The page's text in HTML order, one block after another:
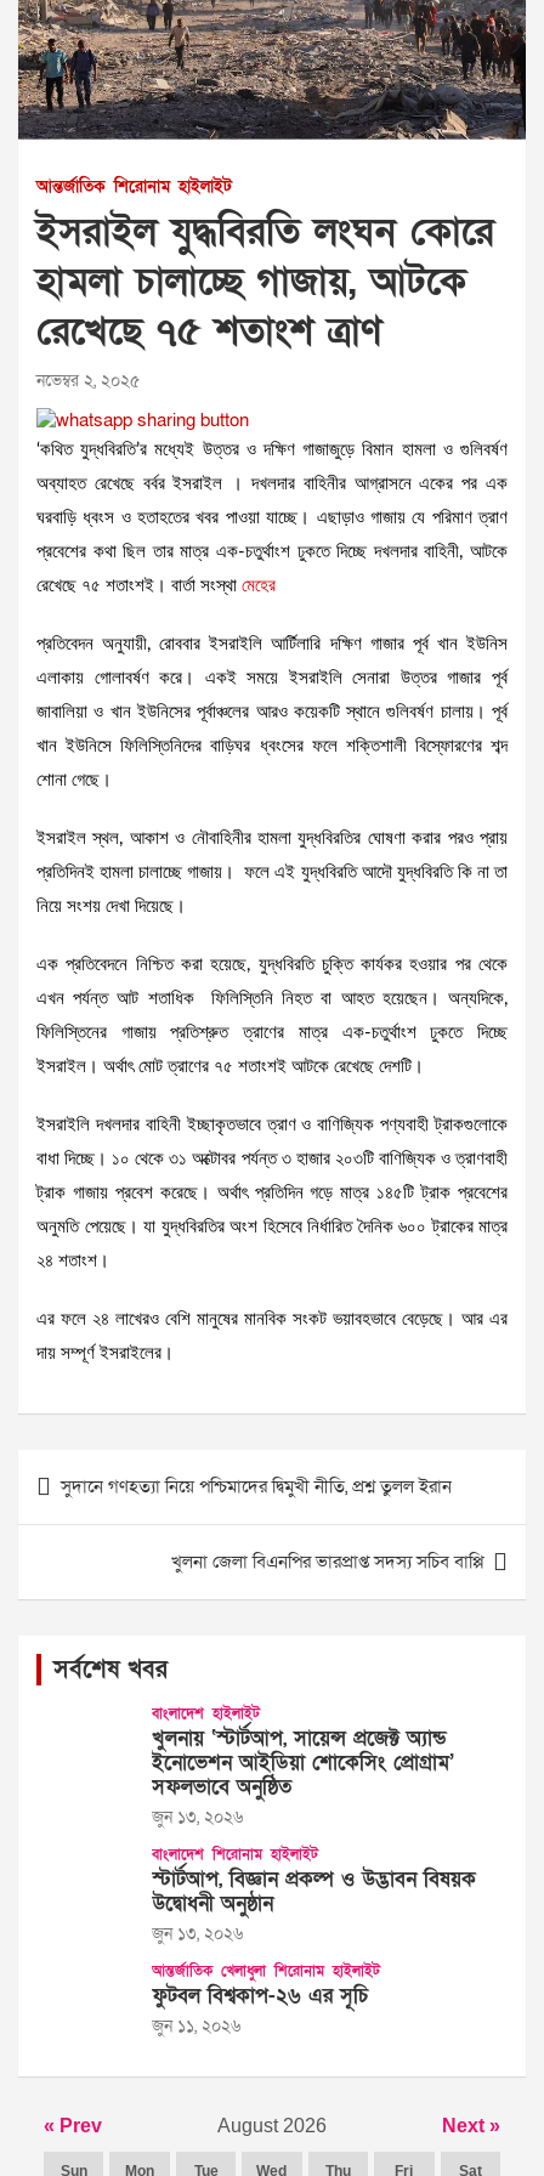
আন্তর্জাতিক শিরোনাম হাইলাইট
ইসরাইল যুদ্ধবিরতি লংঘন কোরে
হামলা চালাচ্ছে গাজায়, আটকে
রেখেছে ৭৫ শতাংশ ত্রাণ
নভেম্বর ২, ২০২৫
‘কথিত যুদ্ধবিরতি’র মধ্যেই উত্তর ও দক্ষিণ গাজাজুড়ে বিমান হামলা ও গুলিবর্ষণ
অব্যাহত রেখেছে বর্বর ইসরাইল । দখলদার বাহিনীর আগ্রাসনে একের পর এক
ঘরবাড়ি ধ্বংস ও হতাহতের খবর পাওয়া যাচ্ছে। এছাড়াও গাজায় যে পরিমাণ ত্রাণ
প্রবেশের কথা ছিল তার মাত্র এক-চতুর্থাংশ ঢুকতে দিচ্ছে দখলদার বাহিনী, আটকে
রেখেছে ৭৫ শতাংশই। বার্তা সংস্থা মেহের
প্রতিবেদন অনুযায়ী, রোববার ইসরাইলি আর্টিলারি দক্ষিণ গাজার পূর্ব খান ইউনিস
এলাকায় গোলাবর্ষণ করে। একই সময়ে ইসরাইলি সেনারা উত্তর গাজার পূর্ব
জাবালিয়া ও খান ইউনিসের পূর্বাঞ্চলের আরও কয়েকটি স্থানে গুলিবর্ষণ চালায়। পূর্ব
খান ইউনিসে ফিলিস্তিনিদের বাড়িঘর ধ্বংসের ফলে শক্তিশালী বিস্ফোরণের শব্দ
শোনা গেছে।
ইসরাইল স্থল, আকাশ ও নৌবাহিনীর হামলা যুদ্ধবিরতির ঘোষণা করার পরও প্রায়
প্রতিদিনই হামলা চালাচ্ছে গাজায়। ফলে এই যুদ্ধবিরতি আদৌ যুদ্ধবিরতি কি না তা
নিয়ে সংশয় দেখা দিয়েছে।
এক প্রতিবেদনে নিশ্চিত করা হয়েছে, যুদ্ধবিরতি চুক্তি কার্যকর হওয়ার পর থেকে
এখন পর্যন্ত আট শতাধিক ফিলিস্তিনি নিহত বা আহত হয়েছেন। অন্যদিকে,
ফিলিস্তিনের গাজায় প্রতিশ্রুত ত্রাণের মাত্র এক-চতুর্থাংশ ঢুকতে দিচ্ছে
ইসরাইল। অর্থাৎ মোট ত্রাণের ৭৫ শতাংশই আটকে রেখেছে দেশটি।
ইসরাইলি দখলদার বাহিনী ইচ্ছাকৃতভাবে ত্রাণ ও বাণিজ্যিক পণ্যবাহী ট্রাকগুলোকে
বাধা দিচ্ছে। ১০ থেকে ৩১ অক্টোবর পর্যন্ত ৩ হাজার ২০৩টি বাণিজ্যিক ও ত্রাণবাহী
ট্রাক গাজায় প্রবেশ করেছে। অর্থাৎ প্রতিদিন গড়ে মাত্র ১৪৫টি ট্রাক প্রবেশের
অনুমতি পেয়েছে। যা যুদ্ধবিরতির অংশ হিসেবে নির্ধারিত দৈনিক ৬০০ ট্রাকের মাত্র
২৪ শতাংশ।
এর ফলে ২৪ লাখেরও বেশি মানুষের মানবিক সংকট ভয়াবহভাবে বেড়েছে। আর এর
দায় সম্পূর্ণ ইসরাইলের।
Post
navigation
সুদানে গণহত্যা নিয়ে পশ্চিমাদের দ্বিমুখী নীতি, প্রশ্ন তুলল ইরান
খুলনা জেলা বিএনপির ভারপ্রাপ্ত সদস্য সচিব বাপ্পি
সর্বশেষ খবর
বাংলাদেশ হাইলাইট
খুলনায় ‘স্টার্টআপ, সায়েন্স প্রজেক্ট অ্যান্ড
ইনোভেশন আইডিয়া শোকেসিং প্রোগ্রাম’
সফলভাবে অনুষ্ঠিত
জুন ১৩, ২০২৬
বাংলাদেশ শিরোনাম হাইলাইট
স্টার্টআপ, বিজ্ঞান প্রকল্প ও উদ্ভাবন বিষয়ক
উদ্বোধনী অনুষ্ঠান
জুন ১৩, ২০২৬
আন্তর্জাতিক খেলাধুলা শিরোনাম হাইলাইট
ফুটবল বিশ্বকাপ-২৬ এর সূচি
জুন ১১, ২০২৬
« Prev August 2026 Next »
Sun Mon Tue Wed Thu Fri Sat